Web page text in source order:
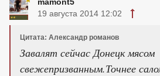
19 августа 2014 12:02
Цитата: Александр романов
Завалят сейчас Донецк мясом
свежепризванным.Точнее